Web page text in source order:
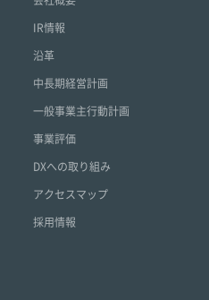
IR情報
沿革
中長期経営計画
一般事業主行動計画
事業評価
DXへの取り組み
アクセスマップ
採用情報